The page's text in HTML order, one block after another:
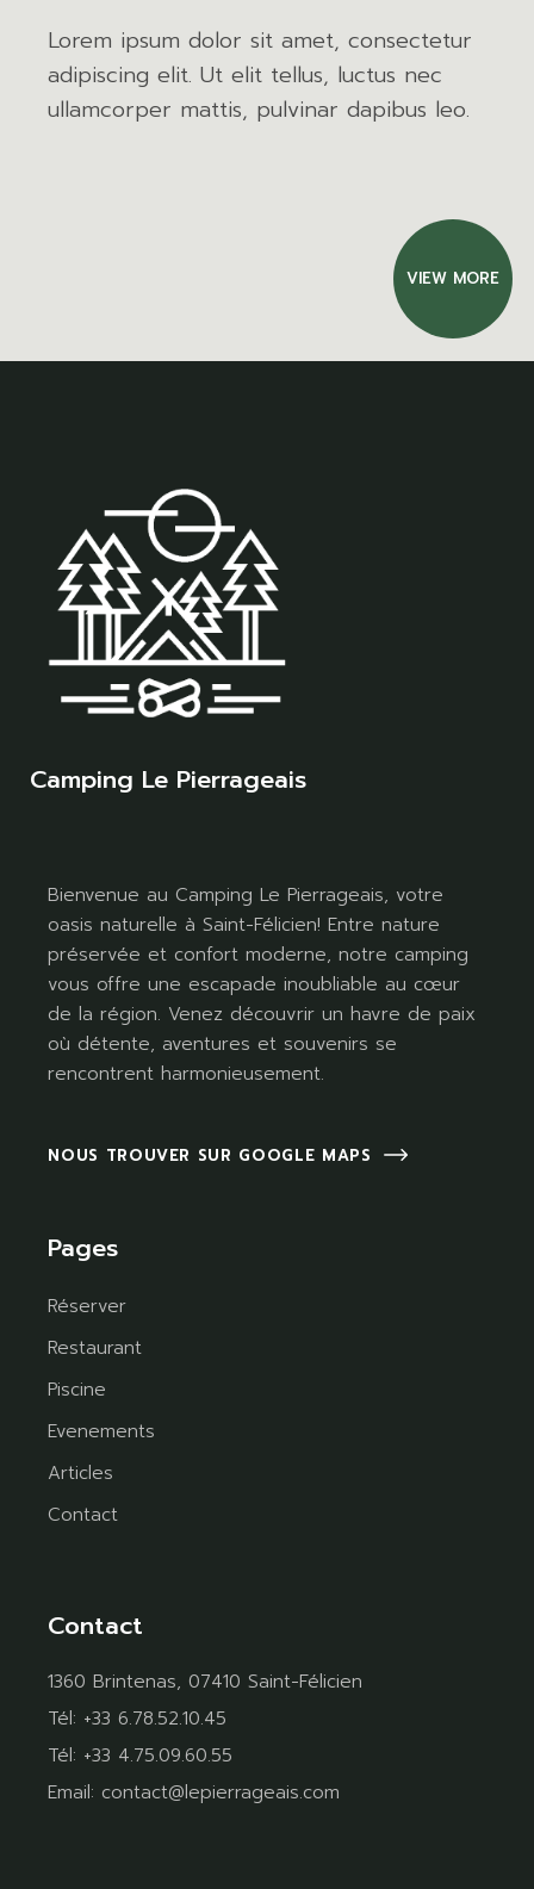
Lorem ipsum dolor sit amet, consectetur
adipiscing elit. Ut elit tellus, luctus nec
ullamcorper mattis, pulvinar dapibus leo.
VIEW MORE
Camping Le Pierrageais
Bienvenue au Camping Le Pierrageais, votre
oasis naturelle à Saint-Félicien! Entre nature
préservée et confort moderne, notre camping
vous offre une escapade inoubliable au cœur
de la région. Venez découvrir un havre de paix
où détente, aventures et souvenirs se
rencontrent harmonieusement.
NOUS TROUVER SUR GOOGLE MAPS
Pages
Réserver
Restaurant
Piscine
Evenements
Articles
Contact
Contact
1360 Brintenas, 07410 Saint-Félicien
Tél: +33 6.78.52.10.45
Tél: +33 4.75.09.60.55
Email: contact@lepierrageais.com